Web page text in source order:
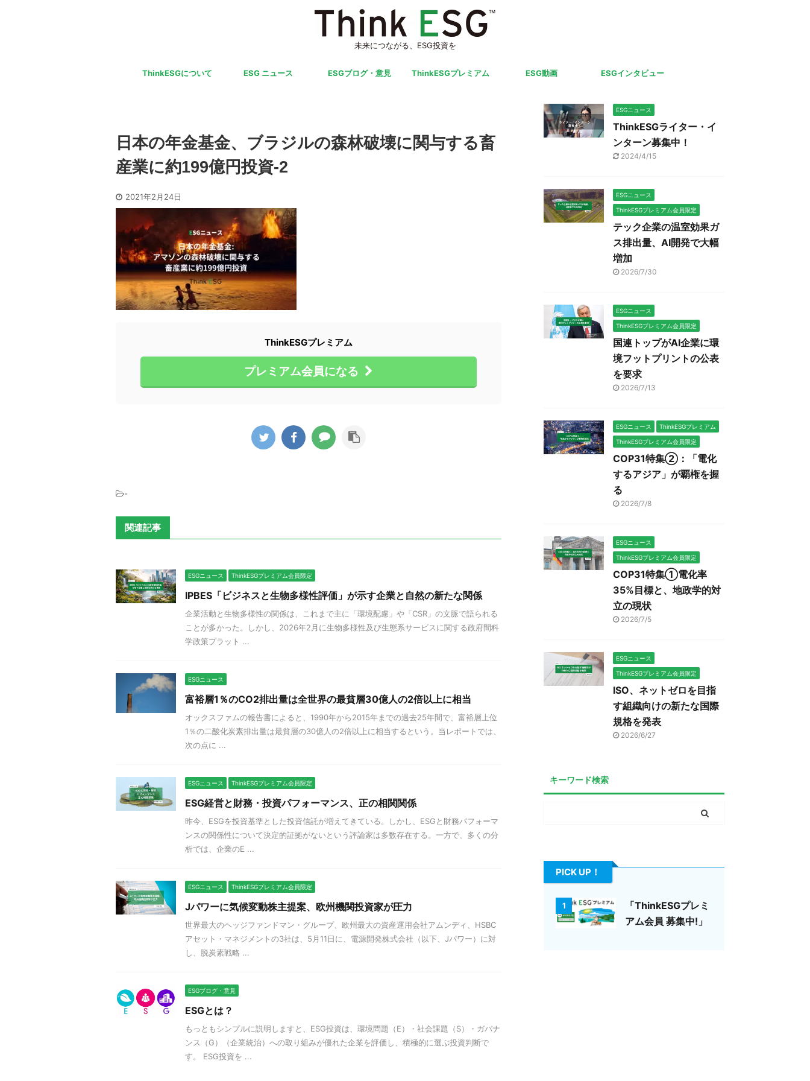
未来につながる、ESG投資を
ThinkESGについて ESG ニュース ESGブログ・意見 ThinkESGプレミアム ESG動画 ESGインタビュー
日本の年金基金、ブラジルの森林破壊に関与する畜
産業に約199億円投資-2
2021年2月24日
ThinkESGプレミアム
プレミアム会員になる
-
関連記事
ESGニュース ThinkESGプレミアム会員限定
IPBES「ビジネスと生物多様性評価」が示す企業と自然の新たな関係
企業活動と生物多様性の関係は、これまで主に「環境配慮」や「CSR」の文脈で語られる
ことが多かった。しかし、2026年2月に生物多様性及び生態系サービスに関する政府間科
学政策プラット ...
ESGニュース
富裕層1％のCO2排出量は全世界の最貧層30億人の2倍以上に相当
オックスファムの報告書によると、1990年から2015年までの過去25年間で、富裕層上位
1％の二酸化炭素排出量は最貧層の30億人の2倍以上に相当するという。当レポートでは、
次の点に ...
ESGニュース ThinkESGプレミアム会員限定
ESG経営と財務・投資パフォーマンス、正の相関関係
昨今、ESGを投資基準とした投資信託が増えてきている。しかし、ESGと財務パフォーマ
ンスの関係性について決定的証拠がないという評論家は多数存在する。一方で、多くの分
析では、企業のE ...
ESGニュース ThinkESGプレミアム会員限定
Jパワーに気候変動株主提案、欧州機関投資家が圧力
世界最大のヘッジファンドマン・グループ、欧州最大の資産運用会社アムンディ、HSBC
アセット・マネジメントの3社は、5月11日に、電源開発株式会社（以下、Jパワー）に対
し、脱炭素戦略 ...
ESGブログ・意見
ESGとは？
もっともシンプルに説明しますと、ESG投資は、環境問題（E）・社会課題（S）・ガバナ
ンス（G）（企業統治）への取り組みが優れた企業を評価し、積極的に選ぶ投資判断で
す。 ESG投資を ...
ESGニュース
ThinkESGライター・イ
ンターン募集中！
2024/4/15
ESGニュース
ThinkESGプレミアム会員限定
テック企業の温室効果ガ
ス排出量、AI開発で大幅
増加
2026/7/30
ESGニュース
ThinkESGプレミアム会員限定
国連トップがAI企業に環
境フットプリントの公表
を要求
2026/7/13
ESGニュース ThinkESGプレミアム
ThinkESGプレミアム会員限定
COP31特集②：「電化
するアジア」が覇権を握
る
2026/7/8
ESGニュース
ThinkESGプレミアム会員限定
COP31特集①電化率
35%目標と、地政学的対
立の現状
2026/7/5
ESGニュース
ThinkESGプレミアム会員限定
ISO、ネットゼロを目指
す組織向けの新たな国際
規格を発表
2026/6/27
キーワード検索
PICK UP！
1
「ThinkESGプレミ
アム会員 募集中!」